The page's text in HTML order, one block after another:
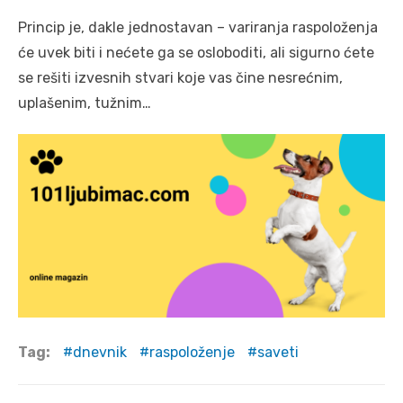
Princip je, dakle jednostavan – variranja raspoloženja
će uvek biti i nećete ga se osloboditi, ali sigurno ćete
se rešiti izvesnih stvari koje vas čine nesrećnim,
uplašenim, tužnim…
Tag: dnevnik raspoloženje saveti